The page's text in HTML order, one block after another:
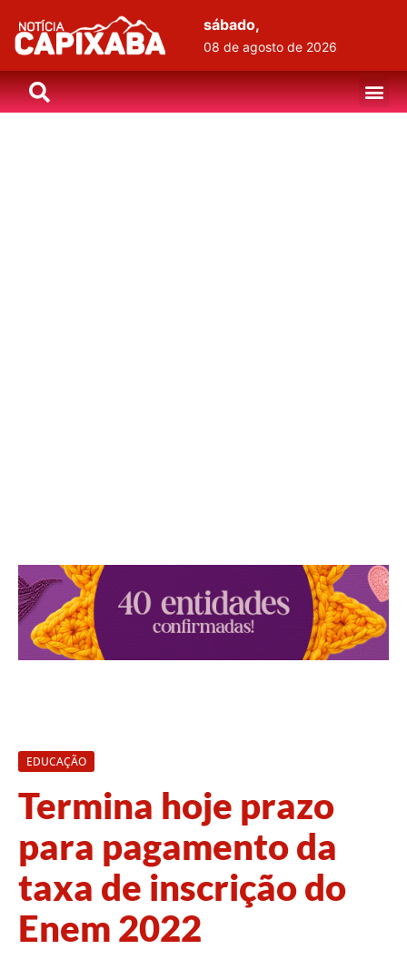
sábado,
08 de agosto de 2026
EDUCAÇÃO
Termina hoje prazo
para pagamento da
taxa de inscrição do
Enem 2022